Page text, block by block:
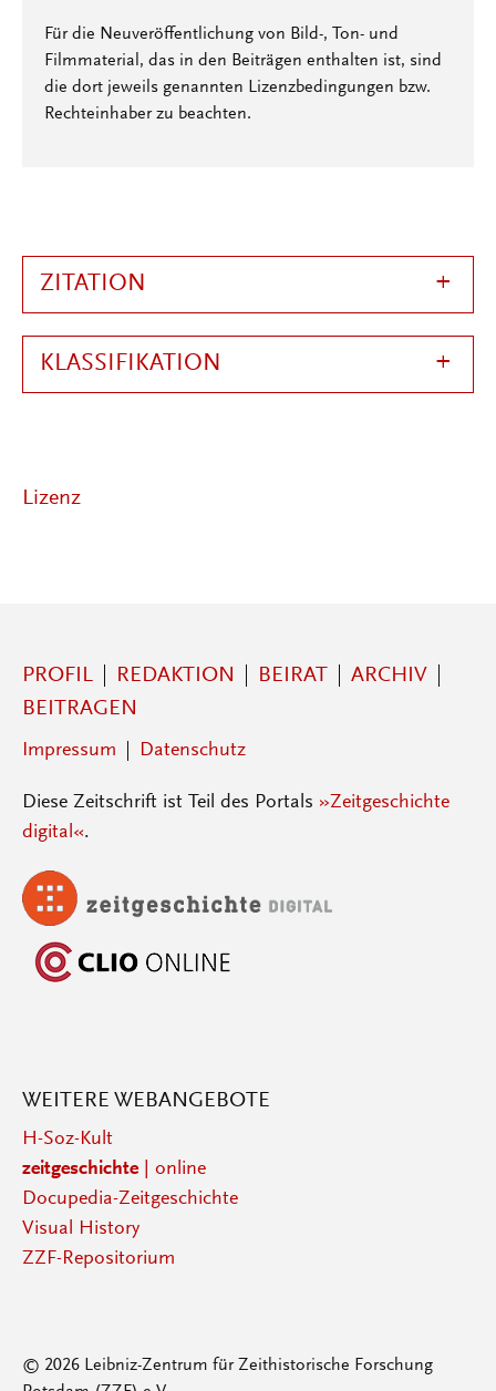
Für die Neuveröffentlichung von Bild-, Ton- und
Filmmaterial, das in den Beiträgen enthalten ist, sind
die dort jeweils genannten Lizenzbedingungen bzw.
Rechteinhaber zu beachten.
ZITATION
KLASSIFIKATION
Lizenz
PROFIL REDAKTION BEIRAT
ARCHIV
BEITRAGEN
Impressum Datenschutz
Diese Zeitschrift ist Teil des Portals »Zeitgeschichte
digital«.
WEITERE WEBANGEBOTE
H-Soz-Kult
zeitgeschichte| online
Docupedia-Zeitgeschichte
Visual History
ZZF-Repositorium
© 2026 Leibniz-Zentrum für Zeithistorische Forschung